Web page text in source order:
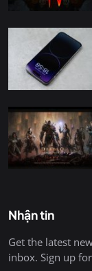
Nhận tin
Get the latest
inbox. Sign up